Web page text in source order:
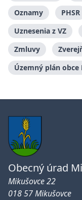
Oznamy
PHSR
Uznesenia z VZ
Zmluvy
Územný plán obce
Obecný úrad
Mikušovce 22
018 57 Mikušovce